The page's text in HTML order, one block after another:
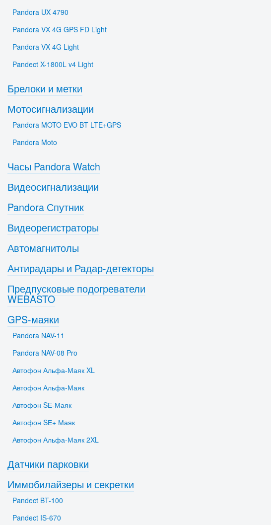
Pandora UX 4790
Pandora VX 4G GPS FD Light
Pandora VX 4G Light
Pandect X-1800L v4 Light
Брелоки и метки
Мотосигнализации
Pandora MOTO EVO BT LTE+GPS
Pandora Moto
Часы Pandora Watch
Видеосигнализации
Pandora Спутник
Видеорегистраторы
Автомагнитолы
Антирадары и Радар-детекторы
Предпусковые подогреватели
WEBASTO
GPS-маяки
Pandora NAV-11
Pandora NAV-08 Pro
Автофон Альфа-Маяк XL
Автофон Альфа-Маяк
Автофон SЕ-Маяк
Автофон SЕ+ Маяк
Автофон Альфа-Маяк 2XL
Датчики парковки
Иммобилайзеры и секретки
Pandect BT-100
Pandect IS-670